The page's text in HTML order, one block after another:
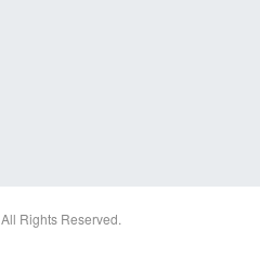
All Rights Reserved.